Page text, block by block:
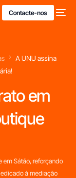
Contacte-nos
A UNU assina
em
em Sátão, reforçando
à mediação